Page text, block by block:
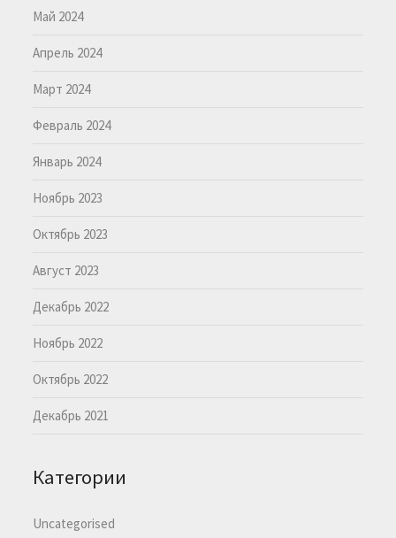
Май 2024
Апрель 2024
Март 2024
Февраль 2024
Январь 2024
Ноябрь 2023
Октябрь 2023
Август 2023
Декабрь 2022
Ноябрь 2022
Октябрь 2022
Декабрь 2021
Категории
Uncategorised